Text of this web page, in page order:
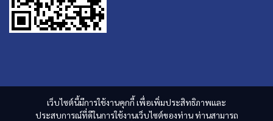
เว็บไซต์นี้มีการใช้งานคุกกี้ เพื่อเพิ่มประสิทธิภาพและ
ประสบการณ์ที่ดีในการใช้งานเว็บไซต์ของท่าน ท่านสามารถ